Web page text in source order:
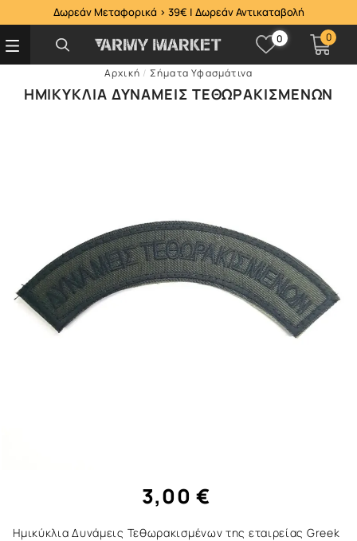
Δωρεάν Μεταφορικά > 39€ | Δωρεάν Αντικαταβολή
0 0
Αρχική / Σήματα Υφασμάτινα
ΗΜΙΚΎΚΛΙΑ ΔΥΝΆΜΕΙΣ ΤΕΘΩΡΑΚΙΣΜΈΝΩΝ
3,00 €
Ημικύκλια Δυνάμεις Τεθωρακισμένων της εταιρείας Greek